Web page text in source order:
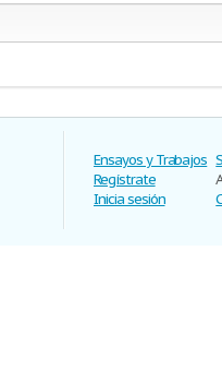
Ensayos y Trabajos
Regístrate
Inicia sesión